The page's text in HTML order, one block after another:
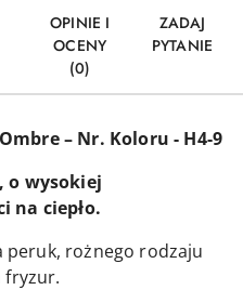
OPINIE I
OCENY
(0)
ZADAJ
PYTANIE
– Nr. Koloru - H4-9
o wysokiej
na ciepło.
peruk, rożnego rodzaju
fryzur.